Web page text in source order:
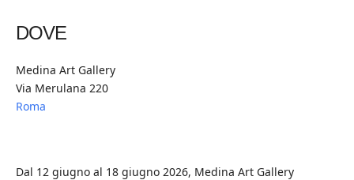
DOVE
Medina Art Gallery
Via Merulana 220
Roma
Dal 12 giugno al 18 giugno 2026, Medina Art Gallery